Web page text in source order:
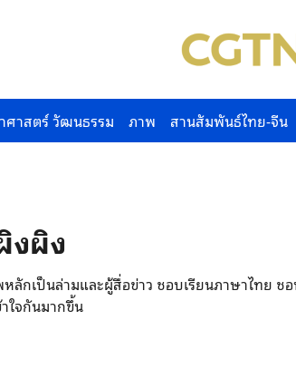
ศาสตร์ วัฒนธรรม ภาพ สานสัมพันธ์ไทย-จีน
ผิง
ลักเป็นล่ามและผู้สื่อข่าว ชอบเรียนภาษาไทย
ใจกันมากขึ้น